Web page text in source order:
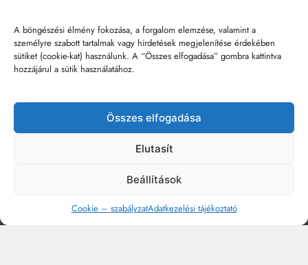
A böngészési élmény fokozása, a forgalom elemzése, valamint a
személyre szabott tartalmak vagy hirdetések megjelenítése érdekében
sütiket (cookie-kat) használunk. A “Összes elfogadása” gombra kattintva
hozzájárul a sütik használatához.
Összes elfogadása
Elutasít
Beállítások
Cookie – szabályzatAdatkezelési tájékoztató